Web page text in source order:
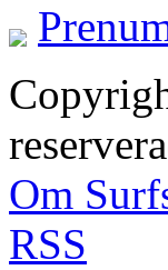
Om
RSS